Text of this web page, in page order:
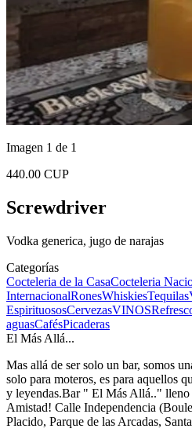
Imagen 1 de 1
440.00 CUP
Screwdriver
Vodka generica, jugo de narajas
Categorías
Cocteleria de la CasaCocteleria
InternacionalRonesWhiskiesTequilas
EspirituososCervezasVINOS
aguasCafésPicaderas
El Más Allá...
Mas allá de ser solo un bar, somos
solo para moteros, es para aquellos
y leyendas.Bar " El Más Allá.." lleno
Amistad! Calle Independencia
Placido, Parque de las Arcadas,